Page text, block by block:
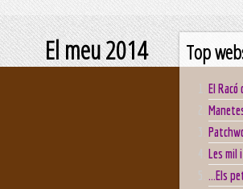
Top
El Racó
Les mil
...Els
El meu 2014